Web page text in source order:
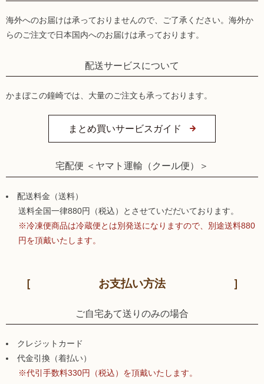
海外へのお届けは承っておりませんので、ご了承ください。海外か
らのご注文で日本国内へのお届けは承っております。
配送サービスについて
かまぼこの鐘崎では、大量のご注文も承っております。
まとめ買いサービスガイド
宅配便 ＜ヤマト運輸（クール便）＞
配送料金（送料）
送料全国一律880円（税込）とさせていだだいております。
※冷凍便商品は冷蔵便とは別発送になりますので、別途送料880
円を頂戴いたします。
お支払い方法
ご自宅あて送りのみの場合
クレジットカード
代金引換（着払い）
※代引手数料330円（税込）を頂戴いたします。